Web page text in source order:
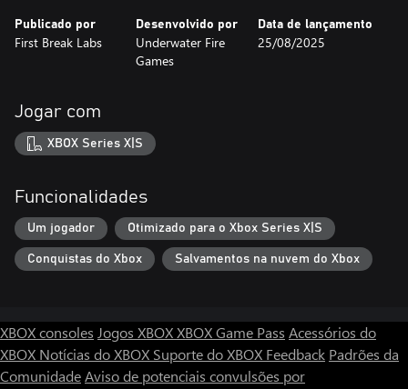
Publicado por
First Break Labs
Desenvolvido por
Underwater Fire
Games
Data de lançamento
25/08/2025
Jogar com
XBOX Series X|S
Funcionalidades
Um jogador Otimizado para o Xbox Series X|S
Conquistas do Xbox Salvamentos na nuvem do Xbox
XBOX consoles Jogos XBOXXBOX Game Pass Acessórios do
XBOX Notícias do XBOX Suporte do XBOX Feedback Padrões da
ComunidadeAviso de potenciais convulsões por